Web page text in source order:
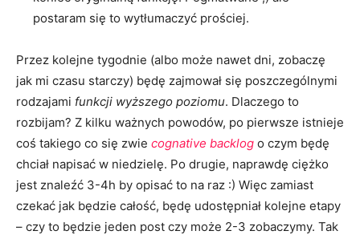
postaram się to wytłumaczyć prościej.
Przez kolejne tygodnie (albo może nawet dni, zobaczę
jak mi czasu starczy) będę zajmował się poszczególnymi
rodzajami funkcji wyższego poziomu. Dlaczego to
rozbijam? Z kilku ważnych powodów, po pierwsze istnieje
coś takiego co się zwie cognative backlog o czym będę
chciał napisać w niedzielę. Po drugie, naprawdę ciężko
jest znaleźć 3-4h by opisać to na raz :) Więc zamiast
czekać jak będzie całość, będę udostępniał kolejne etapy
– czy to będzie jeden post czy może 2-3 zobaczymy. Tak